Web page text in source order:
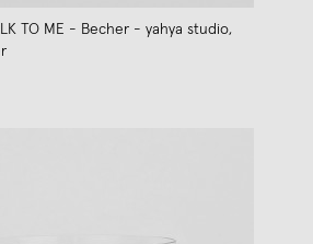
TO ME - Becher - yahya studio,